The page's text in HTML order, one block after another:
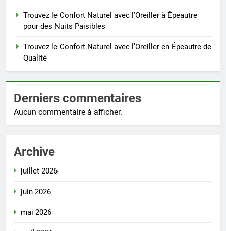
Trouvez le Confort Naturel avec l’Oreiller à Épeautre
pour des Nuits Paisibles
Trouvez le Confort Naturel avec l’Oreiller en Épeautre de
Qualité
Derniers commentaires
Aucun commentaire à afficher.
Archive
juillet 2026
juin 2026
mai 2026